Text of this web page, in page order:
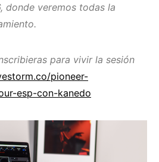
donde veremos todas la
para vivir la sesión
pioneer-
esp-con-kanedo